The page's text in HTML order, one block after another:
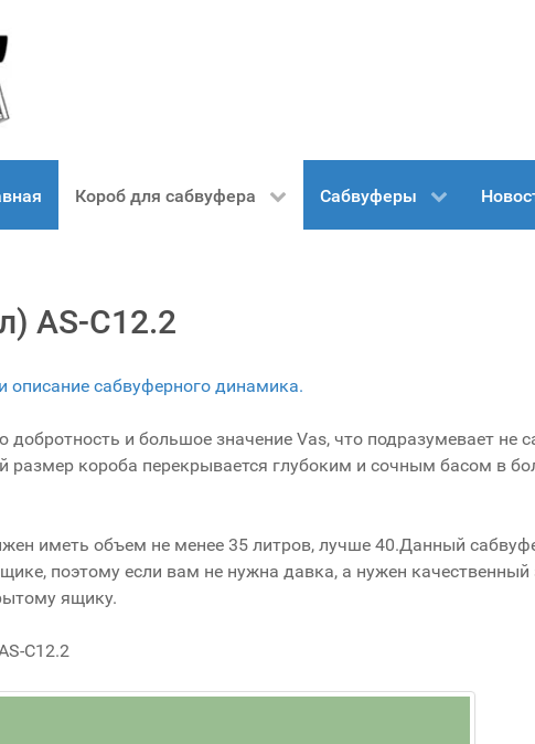
Короб для сабвуфера Сабвуферы
AS-C12.2
описание сабвуферного динамика.
добротность и большое значение Vas, что подразумевает не
размер короба перекрывается глубоким и сочным басом в
иметь объем не менее 35 литров, лучше 40.Данный
поэтому если вам не нужна давка, а нужен качественный
ящику.
C12.2